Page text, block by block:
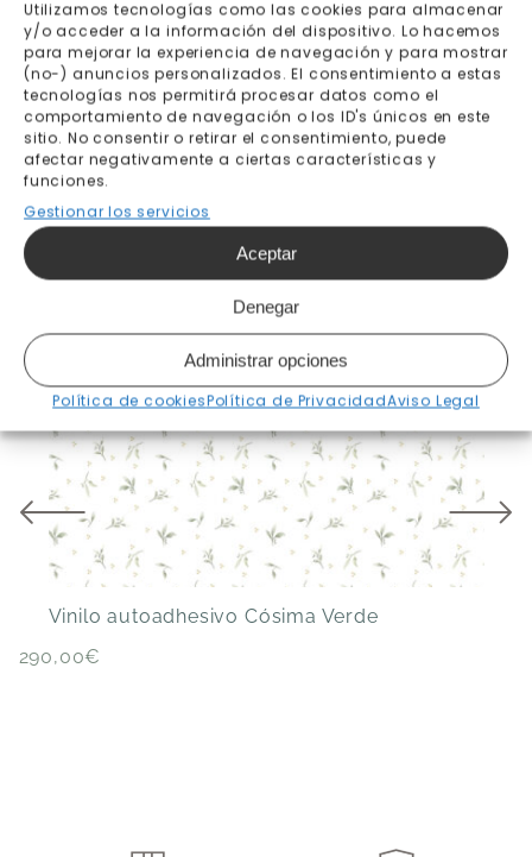
Utilizamos tecnologías como las cookies para almacenar
y/o acceder a la información del dispositivo. Lo hacemos
para mejorar la experiencia de navegación y para mostrar
(no-) anuncios personalizados. El consentimiento a estas
tecnologías nos permitirá procesar datos como el
comportamiento de navegación o los ID's únicos en este
sitio. No consentir o retirar el consentimiento, puede
afectar negativamente a ciertas características y
funciones.
Gestionar los servicios
Aceptar
Denegar
Administrar opciones
Política de cookiesPolítica de PrivacidadAviso Legal
Fabricación bajo pedido 7-
10 días laborables
Envíos y devoluciones
[klaviyo-reviews-all]
Productos relacionados
Vinilo autoadhesivo Cósima Verde
290,00€